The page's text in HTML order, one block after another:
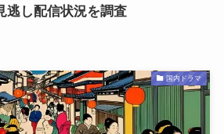
逃し配信状況を調査
国内ドラマ